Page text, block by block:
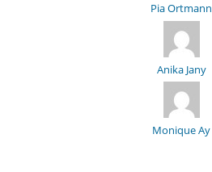
Pia Ortmann
Anika Jany
Monique Ay